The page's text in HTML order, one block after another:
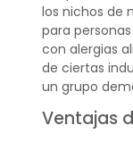
los nichos de
para
con alergias
de ciertas
un grupo
Ventajas